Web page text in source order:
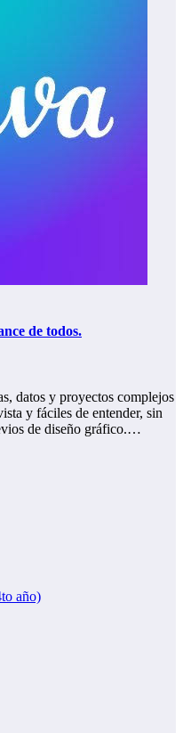
de todos.
datos y proyectos complejos
y fáciles de entender, sin
de diseño gráfico.…
año)